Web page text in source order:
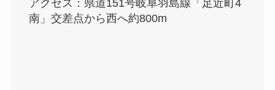
アクセス：県道151号岐阜羽島線「足近町4
南」交差点から西へ約800m